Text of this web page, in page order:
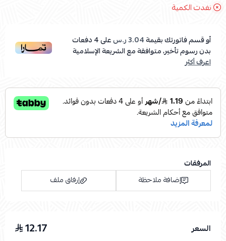
نفدت الكمية
أو قسم فاتورتك بقيمة3.04 ر.س على4دفعات
بدون رسوم تأخير، متوافقة مع الشريعة الإسلامية
اعرف أكثر
المرفقات
إضافة ملاحظة
إرفاق ملف
السعر 12.17